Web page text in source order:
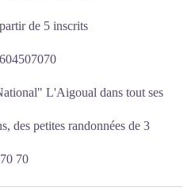
de 5 inscrits
L'Aigoual dans tout ses
des petites randonnées de 3
70